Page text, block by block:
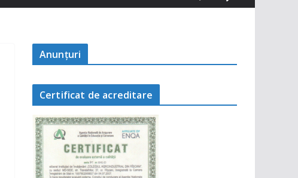
Anunţuri
Certificat de acreditare